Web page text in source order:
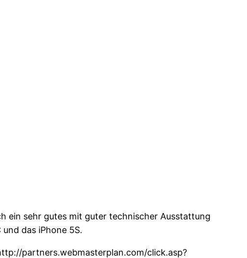
ein sehr gutes mit guter technischer Ausstattung
das iPhone 5S.
partners.webmasterplan.com/click.asp?